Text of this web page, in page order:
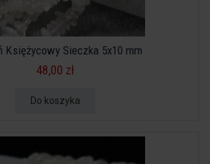
Księżycowy Sieczka 5x10 mm
48,00 zł
Do koszyka